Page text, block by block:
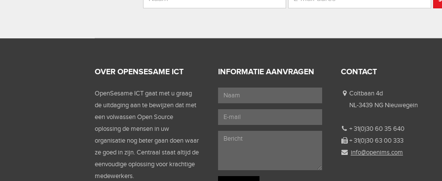
OVER OPENSESAME ICT
OpenSesame ICT gaat met u graag
de uitdaging aan te bewijzen dat met
een volwassen Open Source
oplossing de mensen in uw
organisatie nog beter gaan doen waar
ze goed in zijn. Centraal staat altijd de
eenvoudige oplossing voor krachtige
medewerkers.
INFORMATIE AANVRAGEN CONTACT
Coltbaan 4d
NL-3439 NG Nieuwegein
+ 31(0)30 60 35 640
+ 31(0)30 63 00 333
info@openims.com